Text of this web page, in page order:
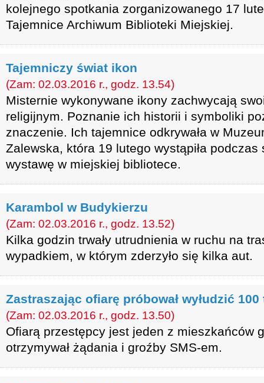
kolejnego spotkania zorganizowanego 17
Tajemnice Archiwum Biblioteki Miejskiej.
Tajemniczy świat ikon
(Zam: 02.03.2016 r., godz. 13.54)
Misternie wykonywane ikony zachwycają
religijnym. Poznanie ich historii i symboliki
znaczenie. Ich tajemnice odkrywała w
Zalewska, która 19 lutego wystąpiła
wystawę w miejskiej bibliotece.
Karambol w Budykierzu
(Zam: 02.03.2016 r., godz. 13.52)
Kilka godzin trwały utrudnienia w ruchu na
wypadkiem, w którym zderzyło się kilka aut.
Zastraszając ofiarę próbował wyłudzić 100
(Zam: 02.03.2016 r., godz. 13.50)
Ofiarą przestępcy jest jeden z mieszkańców
otrzymywał żądania i groźby SMS-em.